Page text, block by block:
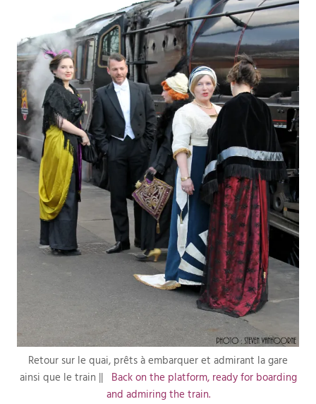
Retour sur le quai, prêts à embarquer et admirant la gare
ainsi que le train || Back on the platform, ready for boarding
and admiring the train.